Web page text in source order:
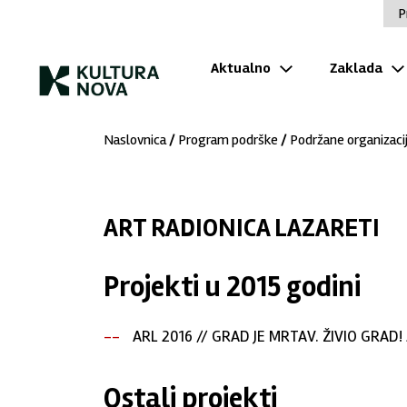
Aktualno Zaklada
Naslovnica/ Program podrške / Podržane
ART RADIONICA LAZARETI
Projekti u 2015 godini
ARL 2016 // GRAD JE MRTAV. ŽIVIO
Ostali projekti